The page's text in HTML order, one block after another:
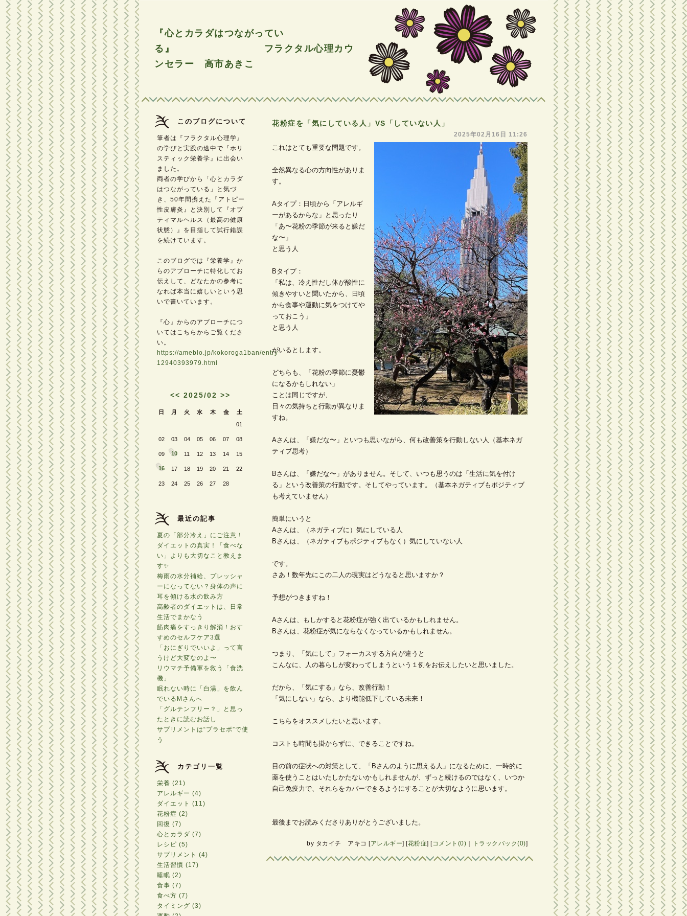
『心とカラダはつながってい
る』 フラクタル心理カウ
ンセラー 高市あきこ
このブログについて
筆者は『フラクタル心理学』
の学びと実践の途中で『ホリ
スティック栄養学』に出会い
ました。
両者の学びから「心とカラダ
はつながっている」と気づ
き、50年間携えた『アトピー
性皮膚炎』と決別して『オプ
ティマルヘルス（最高の健康
状態）』を目指して試行錯誤
を続けています。
このブログでは『栄養学』か
らのアプローチに特化してお
伝えして、どなたかの参考に
なれば本当に嬉しいという思
いで書いています。
『心』からのアプローチにつ
いてはこちらからご覧くださ
い。
https://ameblo.jp/kokoroga1ban/entry-
12940393979.html
<< 2025/02 >>
日 月 火 水 木 金
土
01
02 03 04 05 06 07 08
09 10 11 12 13 14 15
16 17 18 19 20 21 22
23 24 25 26 27 28
最近の記事
夏の「部分冷え」にご注意！
ダイエットの真実！「食べな
い」よりも大切なこと教えま
す✨
梅雨の水分補給、プレッシャ
ーになってない？身体の声に
耳を傾ける水の飲み方
高齢者のダイエットは、日常
生活でまかなう
筋肉痛をすっきり解消！おす
すめのセルフケア3選
「おにぎりでいいよ」って言
うけど大変なのよ〜
リウマチ予備軍を救う「食洗
機」
眠れない時に「白湯」を飲ん
でいるMさんへ
「グルテンフリー？」と思っ
たときに読むお話し
サプリメントは“プラセボ”で使
う
カテゴリ一覧
栄養 (21)
アレルギー (4)
ダイエット (11)
花粉症 (2)
回復 (7)
心とカラダ (7)
レシピ (5)
サプリメント (4)
生活習慣 (17)
睡眠 (2)
食事 (7)
食べ方 (7)
タイミング (3)
花粉症を「気にしている人」VS「していない人」
2025年02月16日 11:26
これはとても重要な問題です。
全然異なる心の方向性がありま
す。
Aタイプ：日頃から「アレルギ
ーがあるからな」と思ったり
「あ〜花粉の季節が来ると嫌だ
な〜」
と思う人
Bタイプ：
「私は、冷え性だし体が酸性に
傾きやすいと聞いたから、日頃
から食事や運動に気をつけてや
っておこう」
と思う人
がいるとします。
どちらも、「花粉の季節に憂鬱
になるかもしれない」
ことは同じですが、
日々の気持ちと行動が異なりま
すね。
Aさんは、「嫌だな〜」といつも思いながら、何も改善策を行動しない人（基本ネガ
ティブ思考）
Bさんは、「嫌だな〜」がありません。そして、いつも思うのは「生活に気を付け
る」という改善策の行動です。そしてやっています。（基本ネガティブもポジティブ
も考えていません）
簡単にいうと
Aさんは、（ネガティブに）気にしている人
Bさんは、（ネガティブもポジティブもなく）気にしていない人
です。
さあ！数年先にこの二人の現実はどうなると思いますか？
予想がつきますね！
Aさんは、もしかすると花粉症が強く出ているかもしれません。
Bさんは、花粉症が気にならなくなっているかもしれません。
つまり、「気にして」フォーカスする方向が違うと
こんなに、人の暮らしが変わってしまうという１例をお伝えしたいと思いました。
だから、「気にする」なら、改善行動！
「気にしない」なら、より機能低下している未来！
こちらをオススメしたいと思います。
コストも時間も掛からずに、できることですね。
目の前の症状への対策として、「Bさんのように思える人」になるために、一時的に
薬を使うことはいたしかたないかもしれませんが、ずっと続けるのではなく、いつか
自己免疫力で、それらをカバーできるようにすることが大切なように思います。
最後までお読みくださりありがとうございました。
by タカイチ アキコ [アレルギー] [花粉症] [コメント(0) トラックバック(0)]